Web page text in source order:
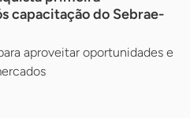
capacitação do Sebrae-
aproveitar oportunidades e